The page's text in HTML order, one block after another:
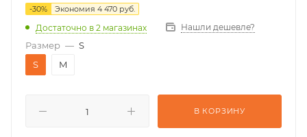
-30% Экономия 4 470 руб.
Достаточно в 2 магазинах Нашли дешевле?
Размер — S
S
M
В КОРЗИНУ